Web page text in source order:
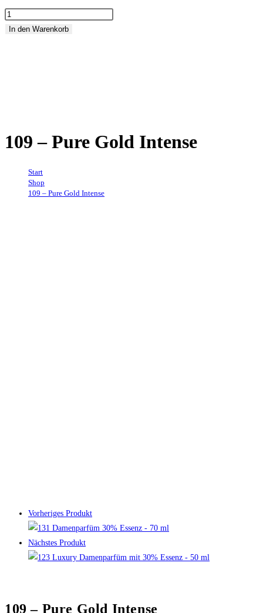
109
In den Warenkorb
109 – Pure Gold Intense
Start
Shop
109 – Pure Gold Intense
Vorheriges Produkt
Nächstes Produkt
109 – Pure Gold Intense